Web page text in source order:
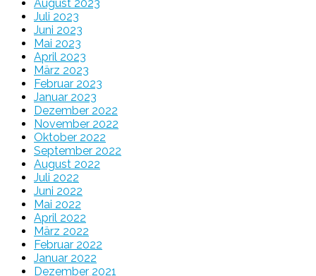
August 2023
Juli 2023
Juni 2023
Mai 2023
April 2023
März 2023
Februar 2023
Januar 2023
Dezember 2022
November 2022
Oktober 2022
September 2022
August 2022
Juli 2022
Juni 2022
Mai 2022
April 2022
März 2022
Februar 2022
Januar 2022
Dezember 2021